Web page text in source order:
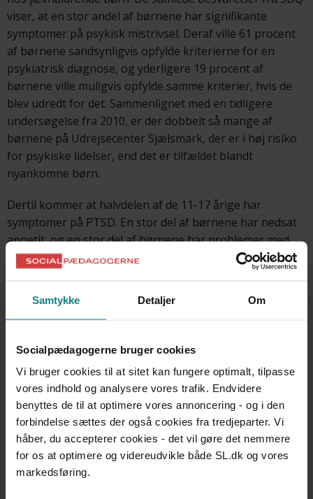
Samtykke Detaljer Om
Socialpædagogerne bruger cookies
Vi bruger cookies til at sitet kan fungere optimalt, tilpasse
vores indhold og analysere vores trafik. Endvidere
benyttes de til at optimere vores annoncering - og i den
forbindelse sættes der også cookies fra tredjeparter. Vi
håber, du accepterer cookies - det vil gøre det nemmere
for os at optimere og videreudvikle både SL.dk og vores
markedsføring.
viser, at en stor andel af børnene har signifikante
symptomer på psykisk mistrivsel. Deraf ville 61 procent
af børnene sandsynligvis opfylde kriterierne for en
psykiatrisk diagnose, og yderligere 19 procent af
børnene ville muligvis opfylde samme kriterier, hvis de
blev udredt for det. Sammenlignet med en tidligere
undersøgelse fra 2010, er der dobbelt så mange af
børnene på Udrejsecenter Sjælsmark, der er i høj risiko
for psykiske lidelser, end det er tilfældet blandt
nyankomne børn.
Dertil kommer at halvdelen af de 11-17 årige har
symptomer på PTSD. En stor del af børnene har nedsat
appetit, og en stor del af børnene har problemer med
indsovningen og har hyppige mareridt.
over 80 procent af forældrene havde symptomer på
psykisk mistrivsel i en grad, der svarer til psykisk lidelse
Metode
Børnenes trivsel blev målt med følgende redskaber:
Struktureret spørgeguide, der er udviklet af Røde
Kors psykologer til måling af børnenes trivsel
Strengths and Difficulties Questionnaire – SDQ